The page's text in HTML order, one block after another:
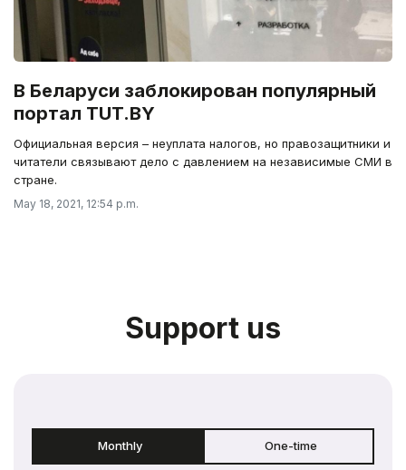
В Беларуси заблокирован популярный
портал TUT.BY
Официальная версия – неуплата налогов, но правозащитники и
читатели связывают дело с давлением на независимые СМИ в
стране.
May 18, 2021, 12:54 p.m.
Support us
Monthly One-time